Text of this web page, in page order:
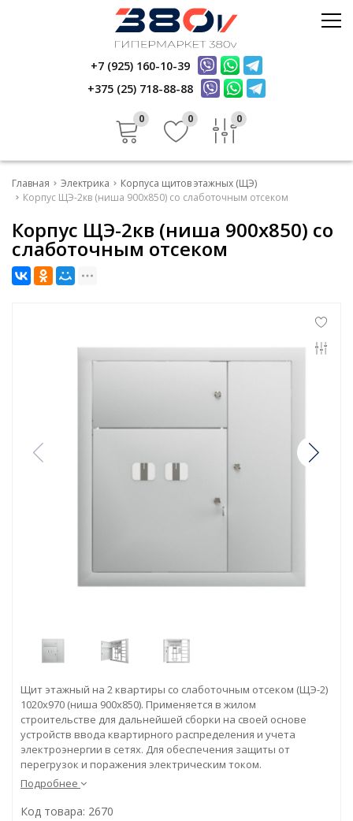
Электрика
Стройматериалы
Керамика
Услуги
Инфо
Отзывы
Контакты
+7 (925) 160-10-39
+375 (25) 718-88-88
0 0 0
Главная Электрика
Корпуса щитов этажных (ЩЭ)
Корпус ЩЭ-2кв (ниша 900х850) со слаботочным отсеком
Корпус ЩЭ-2кв (ниша 900х850) со
слаботочным отсеком
Щит этажный на 2 квартиры со слаботочным отсеком (ЩЭ-2)
1020х970 (ниша 900х850). Применяется в жилом
строительстве для дальнейшей сборки на своей основе
устройств ввода квартирного распределения и учета
электроэнергии в сетях. Для обеспечения защиты от
перегрузок и поражения электрическим током.
Подробнее
Код товара: 2670
Стройматериалы
Керамика
Услуги
Инфо
Отзывы
Контакты